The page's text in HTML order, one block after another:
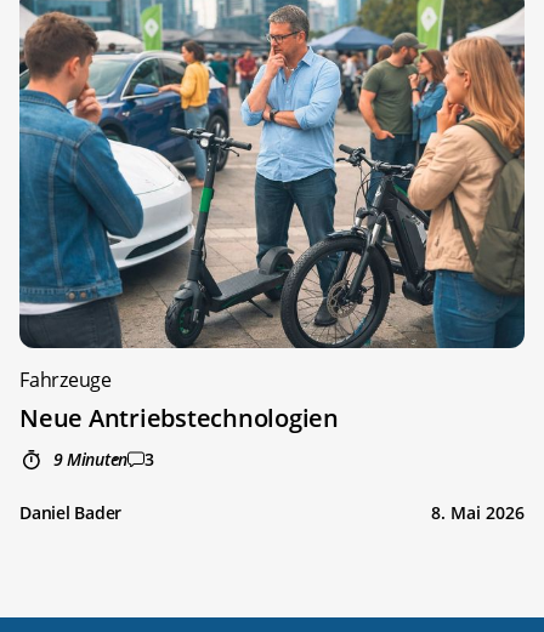
Fahrzeuge
Neue Antriebstechnologien
9 Minuten 3
Daniel Bader 8. Mai 2026